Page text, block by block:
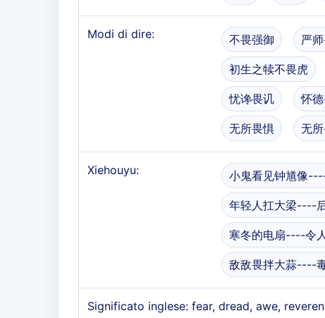
Modi di dire: 不畏强御 严
初生之犊不畏虎
忧谗畏讥 怀
无所畏惧 无
Xiehouyu: 小鬼看见钟馗像
年轻人扛大梁----
寒冬的电扇----令
敌敌畏拌大蒜----
Significato inglese: fear, dread, awe,